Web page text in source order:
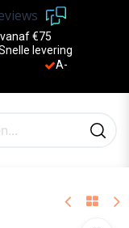
€75
lle levering
A-